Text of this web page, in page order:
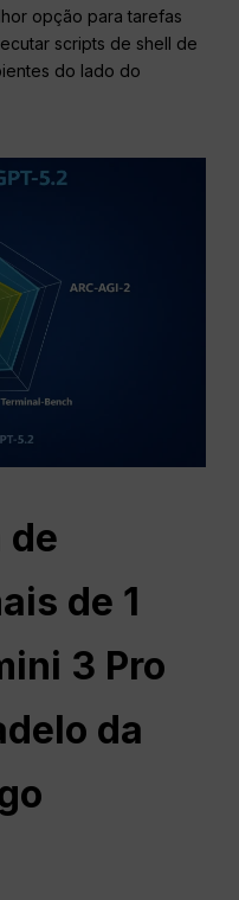
opção para tarefas
scripts de shell de
do lado do
de
de 1
3 Pro
da